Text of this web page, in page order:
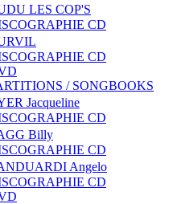
LES COP'S
CD
CD
/ SONGBOOKS
Jacqueline
CD
Billy
CD
Angelo
CD